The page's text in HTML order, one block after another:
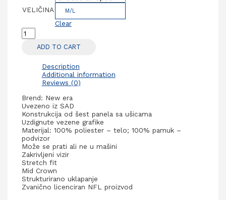
VELIČINA M/L
Clear
NFL
Kačket
39Thirty
England
Patriots
teget-
crni
quantity
ADD TO CART
Description
Additional information
Reviews (0)
Brend: New era
Uvezeno iz SAD
Konstrukcija od šest panela sa ušicama
Uzdignute vezene grafike
Materijal: 100% poliester – telo; 100% pamuk –
podvizor
Može se prati ali ne u mašini
Zakrivljeni vizir
Stretch fit
Mid Crown
Strukturirano uklapanje
Zvanično licenciran NFL proizvod